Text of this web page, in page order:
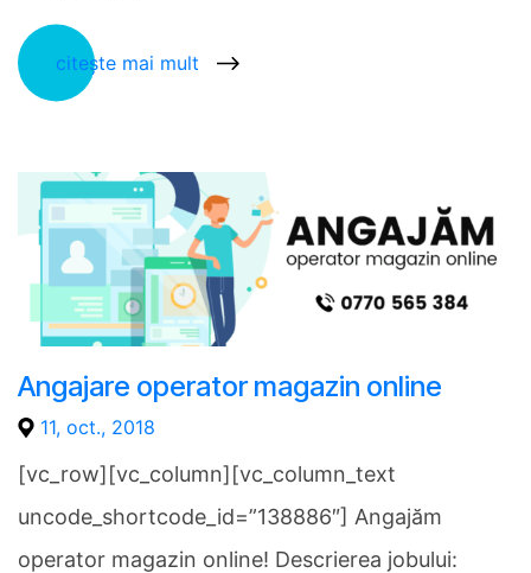
citește mai mult
Angajare operator magazin online
11, oct., 2018
[vc_row][vc_column][vc_column_text
uncode_shortcode_id=”138886″] Angajăm
operator magazin online! Descrierea jobului: